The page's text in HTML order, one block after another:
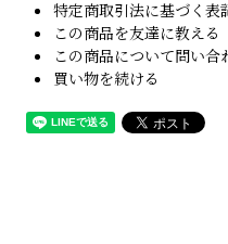
特定商取引法に基づく表
この商品を友達に教える
この商品について問い合
買い物を続ける